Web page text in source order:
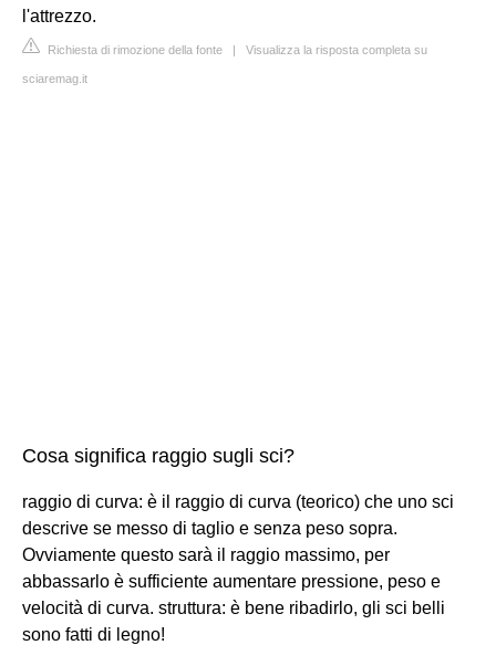
l'attrezzo.
Richiesta di rimozione della fonte | Visualizza la risposta completa su
sciaremag.it
Cosa significa raggio sugli sci?
raggio di curva: è il raggio di curva (teorico) che uno sci
descrive se messo di taglio e senza peso sopra.
Ovviamente questo sarà il raggio massimo, per
abbassarlo è sufficiente aumentare pressione, peso e
velocità di curva. struttura: è bene ribadirlo, gli sci belli
sono fatti di legno!